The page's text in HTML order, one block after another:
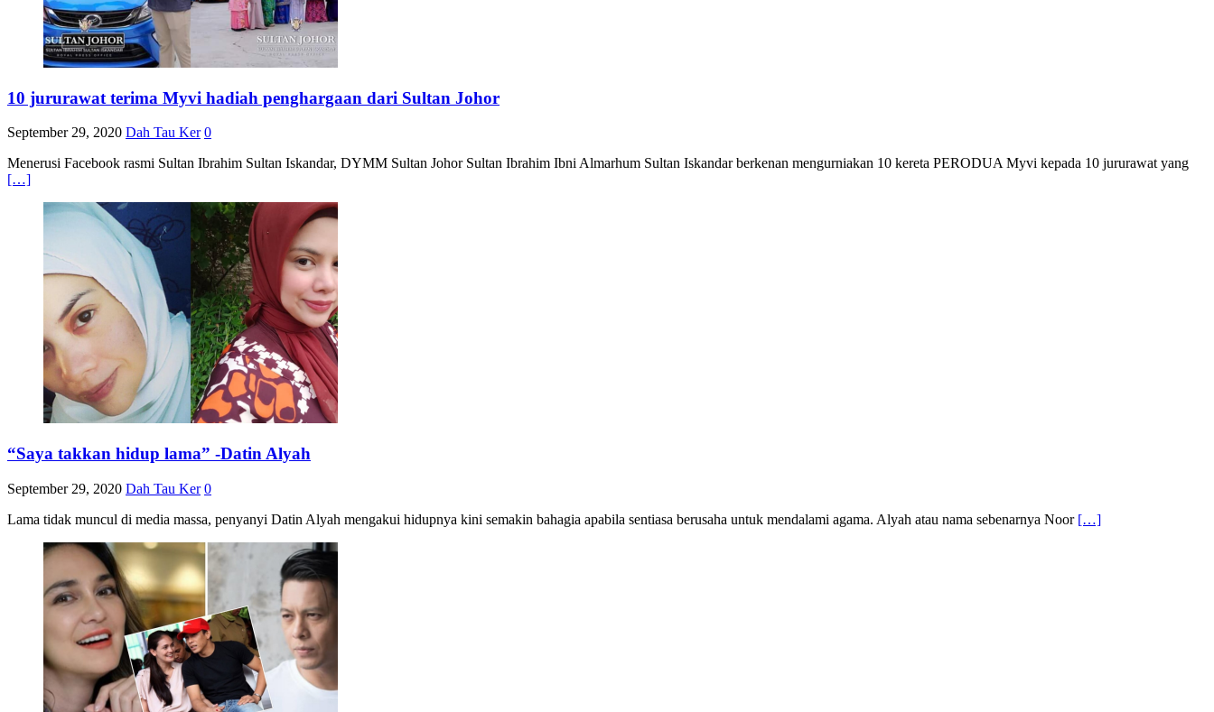
10 jururawat terima Myvi hadiah penghargaan dari Sultan Johor
September 29, 2020 Dah Tau Ker 0
Menerusi Facebook rasmi Sultan Ibrahim Sultan Iskandar, DYMM Sultan Johor Sultan Ibrahim Ibni Almarhum Sultan Iskandar berkenan mengurniakan 10 kereta PERODUA Myvi kepada 10 jururawat yang
[…]
“Saya takkan hidup lama” -Datin Alyah
September 29, 2020 Dah Tau Ker 0
Lama tidak muncul di media massa, penyanyi Datin Alyah mengakui hidupnya kini semakin bahagia apabila sentiasa berusaha untuk mendalami agama. Alyah atau nama sebenarnya Noor […]